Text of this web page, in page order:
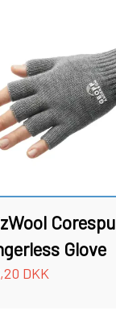
FC
FISKEBLINK
SPINNER
Glove
DKK